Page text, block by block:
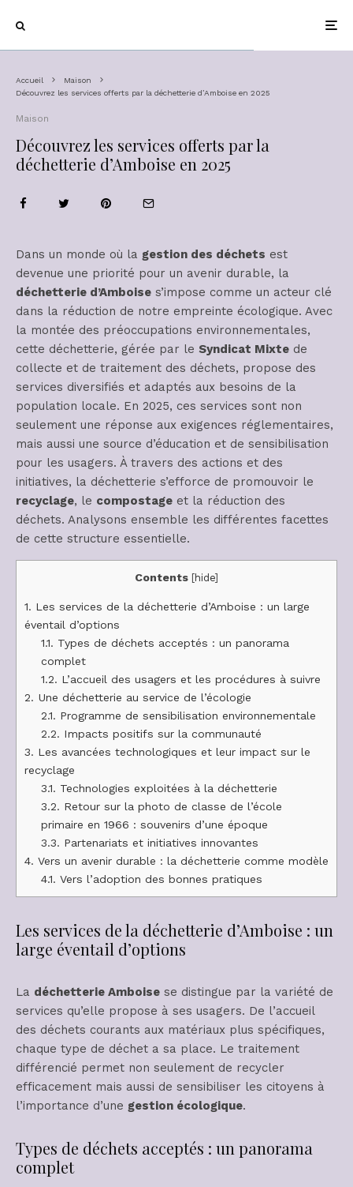
Accueil
Maison
Découvrez les services offerts par la déchetterie d’Amboise en 2025
Maison
Découvrez les services offerts par la
déchetterie d’Amboise en 2025
Dans un monde où la gestion des déchets est
devenue une priorité pour un avenir durable, la
déchetterie d’Amboise s’impose comme un acteur clé
dans la réduction de notre empreinte écologique. Avec
la montée des préoccupations environnementales,
cette déchetterie, gérée par le Syndicat Mixte de
collecte et de traitement des déchets, propose des
services diversifiés et adaptés aux besoins de la
population locale. En 2025, ces services sont non
seulement une réponse aux exigences réglementaires,
mais aussi une source d’éducation et de sensibilisation
pour les usagers. À travers des actions et des
initiatives, la déchetterie s’efforce de promouvoir le
recyclage, le compostage et la réduction des
déchets. Analysons ensemble les différentes facettes
de cette structure essentielle.
Contents [hide]
1. Les services de la déchetterie d’Amboise : un large
éventail d’options
1.1. Types de déchets acceptés : un panorama
complet
1.2. L’accueil des usagers et les procédures à suivre
2. Une déchetterie au service de l’écologie
2.1. Programme de sensibilisation environnementale
2.2. Impacts positifs sur la communauté
3. Les avancées technologiques et leur impact sur le
recyclage
3.1. Technologies exploitées à la déchetterie
3.2. Retour sur la photo de classe de l’école
primaire en 1966 : souvenirs d’une époque
3.3. Partenariats et initiatives innovantes
4. Vers un avenir durable : la déchetterie comme modèle
4.1. Vers l’adoption des bonnes pratiques
Les services de la déchetterie d’Amboise : un
large éventail d’options
La déchetterie Amboise se distingue par la variété de
services qu’elle propose à ses usagers. De l’accueil
des déchets courants aux matériaux plus spécifiques,
chaque type de déchet a sa place. Le traitement
différencié permet non seulement de recycler
efficacement mais aussi de sensibiliser les citoyens à
l’importance d’une gestion écologique.
Types de déchets acceptés : un panorama
complet